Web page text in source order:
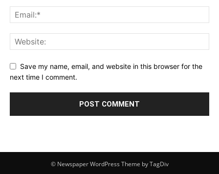
Save my name, email, and website in this browser for the
next time I comment.
© Newspaper WordPress Theme by TagDiv